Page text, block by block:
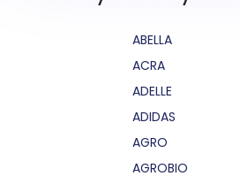
ABELLA
ACRA
ADELLE
ADIDAS
AGRO
AGROBIO